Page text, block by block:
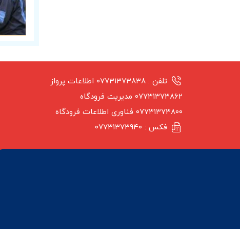
تلفن : ۰۷۷۳۱۳۷۳۸۳۸ اطلاعات پرواز
۰۷۷۳۱۳۷۳۸۶۲ مدیریت فرودگاه
۰۷۷۳۱۳۷۳۸۰۰ فناوری اطلاعات فرودگاه
فکس : ۰۷۷۳۱۳۷۳۹۴۰